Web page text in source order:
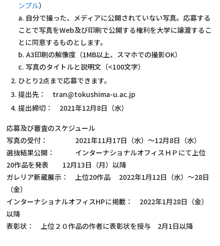
ンプル）
a. 自分で撮った、メディアに公開されていない写真。応募する
ことで写真をWeb及び印刷で公開する権利を大学に譲渡するこ
とに同意するものとします。
b. A3印刷の解像度（1MB以上、スマホでの撮影OK）
c. 写真のタイトルと説明文（<100文字）
ひとり2点まで応募できます。
提出先： tran@tokushima-u.ac.jp
提出締切： 2021年12月8日（水）
応募及び審査のスケジュール
写真の受付： 2021年11月17日（水）～12月8日（水）
選抜結果公開： インターナショナルオフィスＨＰにて上位
20作品を発表 12月13日（月）以降
ガレリア新蔵展示： 上位20作品 2022年1月12日（水）～28日
（金）
インターナショナルオフィスHPに掲載： 2022年1月28日（金）
以降
表彰状： 上位２０作品の作者に表彰状を授与 2月1日以降